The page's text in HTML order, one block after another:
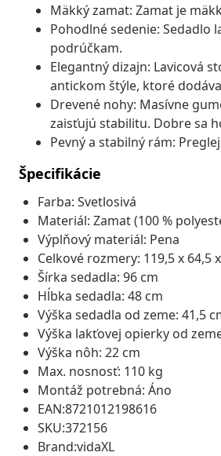
Mäkký zamat: Zamat je
Pohodlné sedenie: Sedadlo
podrúčkam.
Elegantný dizajn: Lavicová
antickom štýle, ktoré
Drevené nohy: Masívne
zaisťujú stabilitu. Dobre sa
Pevný a stabilný rám:
Špecifikácie
Farba: Svetlosivá
Materiál: Zamat (100 %
Výplňový materiál: Pena
Celkové rozmery: 119,5 x 64,5
Šírka sedadla: 96 cm
Hĺbka sedadla: 48 cm
Výška sedadla od zeme: 41,5
Výška lakťovej opierky od
Výška nôh: 22 cm
Max. nosnosť: 110 kg
Montáž potrebná: Áno
EAN:8721012198616
SKU:372156
Brand:vidaXL